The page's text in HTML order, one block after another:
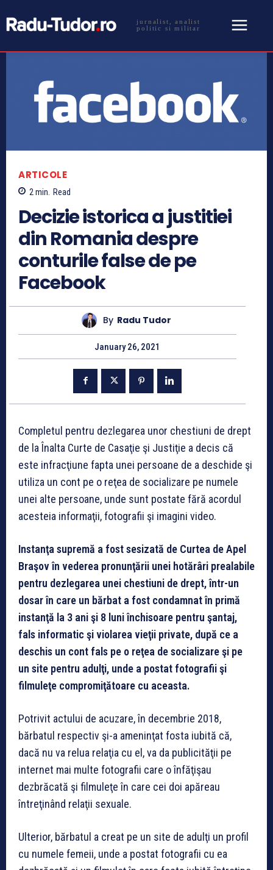
jurnalist, analist
politic si militar
ARTICOLE
2 min. Read
Decizie istorica a justitiei
din Romania despre
conturile false de pe
Facebook
By Radu Tudor
January 26, 2021
Completul pentru dezlegarea unor chestiuni de drept
de la Înalta Curte de Casaţie şi Justiţie a decis că
este infracţiune fapta unei persoane de a deschide şi
utiliza un cont pe o reţea de socializare pe numele
unei alte persoane, unde sunt postate fără acordul
acesteia informaţii, fotografii şi imagini video.
Instanţa supremă a fost sesizată de Curtea de Apel
Braşov în vederea pronunţării unei hotărâri prealabile
pentru dezlegarea unei chestiuni de drept, într-un
dosar în care un bărbat a fost condamnat în primă
instanţă la 3 ani şi 8 luni închisoare pentru şantaj,
fals informatic şi violarea vieţii private, după ce a
deschis un cont fals pe o reţea de socializare şi pe
un site pentru adulţi, unde a postat fotografii şi
filmuleţe compromiţătoare cu aceasta.
Potrivit actului de acuzare, în decembrie 2018,
bărbatul respectiv şi-a ameninţat fosta iubită că,
dacă nu va relua relaţia cu el, va da publicităţii pe
internet mai multe fotografii care o înfăţişau
dezbrăcată şi filmuleţe în care cei doi apăreau
întreţinând relaţii sexuale.
Ulterior, bărbatul a creat pe un site de adulţi un profil
cu numele femeii, unde a postat fotografii cu ea